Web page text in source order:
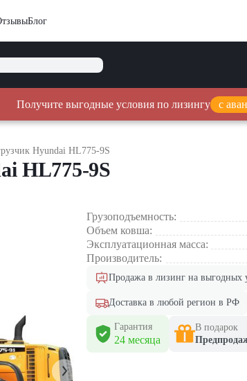
Блог
Получите выгодные условия по лизингу с
Hyundai HL775-9S
HL775-9S
Грузоподъемность:
Объем ковша:
Эксплуатационная масса:
Производитель:
Продажа в лизинг на выгодных
Доставка в любой регион в РФ
Гарантия
24 месяца
В подарок